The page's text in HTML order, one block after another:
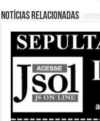
Notícias relacionadas